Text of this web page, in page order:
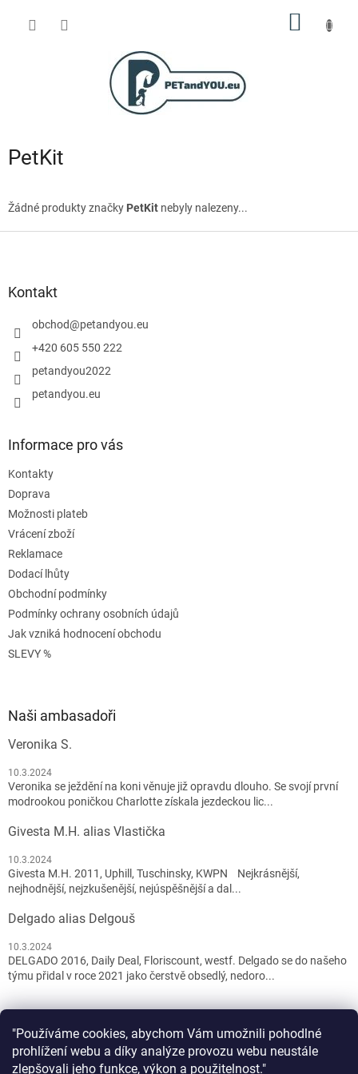
"Používáme cookies, abychom Vám umožnili pohodlné
prohlížení webu a díky analýze provozu webu neustále
zlepšovali jeho funkce, výkon a použitelnost."
PetKit
Žádné produkty značky PetKit nebyly nalezeny...
Kontakt
obchod@petandyou.eu
+420 605 550 222
petandyou2022
petandyou.eu
Informace pro vás
Kontakty
Doprava
Možnosti plateb
Vrácení zboží
Reklamace
Dodací lhůty
Obchodní podmínky
Podmínky ochrany osobních údajů
Jak vzniká hodnocení obchodu
SLEVY %
Naši ambasadoři
Veronika S.
10.3.2024
Veronika se ježdění na koni věnuje již opravdu dlouho. Se svojí první
modrookou poničkou Charlotte získala jezdeckou lic...
Givesta M.H. alias Vlastička
10.3.2024
Givesta M.H. 2011, Uphill, Tuschinsky, KWPN Nejkrásnější,
nejhodnější, nejzkušenější, nejúspěšnější a dal...
Delgado alias Delgouš
10.3.2024
DELGADO 2016, Daily Deal, Floriscount, westf. Delgado se do našeho
týmu přidal v roce 2021 jako čerstvě obsedlý, nedoro...